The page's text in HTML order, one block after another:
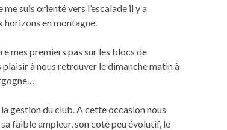
suis orienté vers l’escalade il y a
horizons en montagne.
mes premiers pas sur les blocs de
à nous retrouver le dimanche matin à
gestion du club. A cette occasion nous
faible ampleur, son coté peu évolutif, le